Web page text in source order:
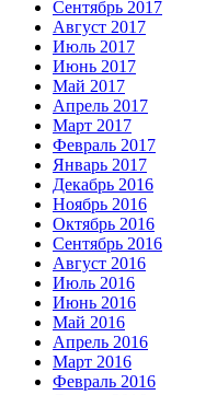
Сентябрь 2017
Август 2017
Июль 2017
Июнь 2017
Май 2017
Апрель 2017
Март 2017
Февраль 2017
Январь 2017
Декабрь 2016
Ноябрь 2016
Октябрь 2016
Сентябрь 2016
Август 2016
Июль 2016
Июнь 2016
Май 2016
Апрель 2016
Март 2016
Февраль 2016